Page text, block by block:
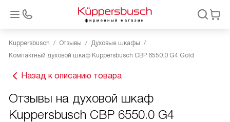
Kuppersbusch Отзывы
Духовые шкафы
Компактный духовой шкаф Kuppersbusch CBP 6550.0 G4 Gold
Назад к описанию товара
Отзывы на духовой шкаф
Kuppersbusch CBP 6550.0 G4